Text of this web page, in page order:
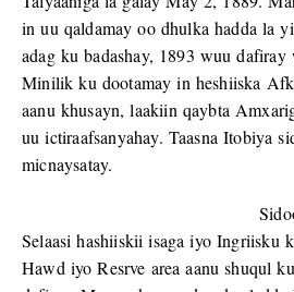
in uu qaldamay oo dhulka hadda la
adag ku badashay, 1893 wuu
Minilik ku dootamay in heshiiska
aanu khusayn, laakiin qaybta
uu ictiraafsanyahay. Taasna Itobiya
micnaysatay.
Selaasi hashiiskii isaga iyo Ingriisku
Hawd iyo Resrve area aanu shuqul